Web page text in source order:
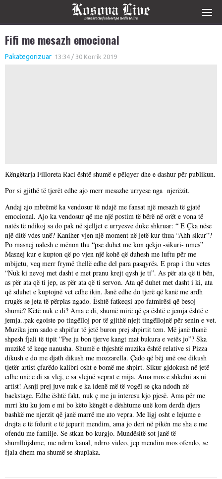
Fifi me mesazh emocional
Pakategorizuar 13:34 / 30 Korrik 2019
Këngëtarja Filloreta Raci është shumë e pëlqyer dhe e dashur për publikun.
Por si gjithë të tjerët edhe ajo merr mesazhe urryese nga njerëzit.
Andaj ajo mbrëmë ka vendosur të ndajë me fansat një mesazh të gjatë
emocional. Ajo ka vendosur që me një postim të bërë në orët e vona të
natës të ndikoj sa do pak në sjelljet e urryesve duke shkruar: “ E Çka nëse
një ditë vdes unë? Kaniher vjen një moment në jetë kur thua “Ahh sikur”?
Po masnej nalesh e mënon thu “pse duhet me kon qekjo -sikuri- nmes”
Masnej kur e kupton që po vjen një kohë që duhesh me luftu për me
mbijetu, veq merr frymë thellë edhe del para pasqyrës. E prap i thu vetes
“Nuk ki nevoj met dasht e met pranu krejt qysh je ti”. As për ata që ti bën,
as për ata që ti jep, as për ata që ti servon. Ata që duhet met dasht i ki, ata
që sduhet e kuptojnë vet edhe ikin. Janë edhe do tjerë që kanë me ardh
rrugës se jeta të përplas ngado. Është fatkeqsi apo fatmirësi që besoj
shumë? Këtë nuk e di? Ama e di, shumë mirë që ça është e jemja është e
jemja..pak egoiste po tingëlloj por të gjithë njejt tingëllojnë për senin e vet.
Muzika jem sado e shpifur të jetë buron prej shpirtit tem. Më janë thanë
shpesh fjali të tipit “Pse ju bon tjerve kangt mat bukura e vetës jo”? Ska
muzikë të keqe nanusha. Shumë e thjeshtë muzika është relative si Pizza
dikush e do me djath dikush me mozzarella. Çado që bëj unë ose dikush
tjetër artist çfarëdo kalibri osht e bomë me shpirt. Sikur gjdokush në jetë
edhe unë e di sa vlej, e sa vlejnë veprat e mija. Ama mos e shkelni as ni
artist! Asnji prej juve nuk e ka idenë më të vogël se çka ndodh në
backstage. Edhe është fakt, nuk ç me ju interesu kjo pjesë. Ama për me
mrri ktu ku jom e mi bo këto këngët e dështume unë kom derdh djers
bashkë me njerzit që janë marrë me ato vepra. Me ligj osht e lejume e
drejta e të folurit e të jepurit mendim, ama jo deri në pikën me sha e me
ofendu me familje. Se stkan bo kurgjo. Mundësitë sot janë të
shumllojshme, me ndrru kanal, ndrro video, jep mendim mos ofendo, se
fjala dhem ma shumë se shuplaka.